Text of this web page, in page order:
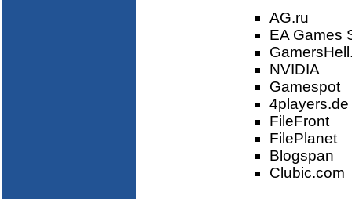
AG.ru
EA Games
NVIDIA
Gamespot
4players.de
FileFront
FilePlanet
Blogspan
Clubic.com